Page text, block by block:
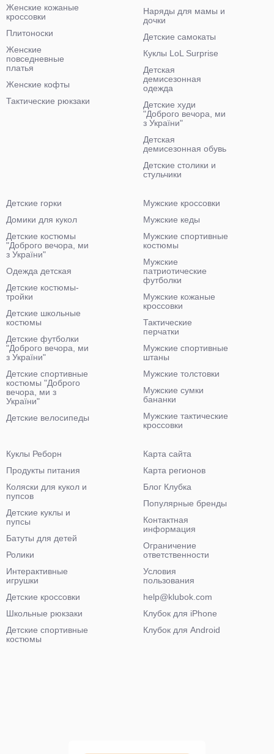
Женские кожаные
кроссовки
Плитоноски
Женские
повседневные
платья
Женские кофты
Тактические рюкзаки
Наряды для мамы и
дочки
Детские самокаты
Куклы LoL Surprise
Детская
демисезонная
одежда
Детские худи
"Доброго вечора, ми
з України"
Детская
демисезонная обувь
Детские столики и
стульчики
Детские горки
Домики для кукол
Детские костюмы
"Доброго вечора, ми
з України"
Одежда детская
Детские костюмы-
тройки
Детские школьные
костюмы
Детские футболки
"Доброго вечора, ми
з України"
Детские спортивные
костюмы "Доброго
вечора, ми з
України"
Детские велосипеды
Мужские кроссовки
Мужские кеды
Мужские спортивные
костюмы
Мужские
патриотические
футболки
Мужские кожаные
кроссовки
Тактические
перчатки
Мужские спортивные
штаны
Мужские толстовки
Мужские сумки
бананки
Мужские тактические
кроссовки
Куклы Реборн
Продукты питания
Коляски для кукол и
пупсов
Детские куклы и
пупсы
Батуты для детей
Ролики
Интерактивные
игрушки
Детские кроссовки
Школьные рюкзаки
Детские спортивные
костюмы
Карта сайта
Карта регионов
Блог Клубка
Популярные бренды
Контактная
информация
Ограничение
ответственности
Условия
пользования
help@klubok.com
Клубок для iPhone
Клубок для Android